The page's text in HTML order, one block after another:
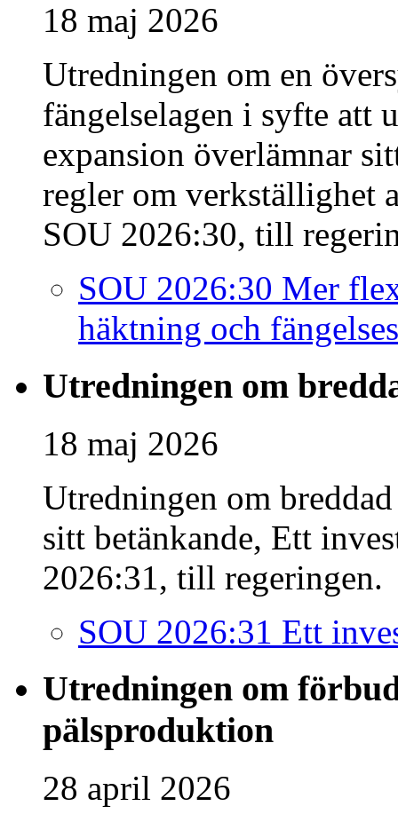
18 maj 2026
Utredningen om en
fängelselagen i syfte att
expansion överlämnar
regler om verkställighet
SOU 2026:30, till
SOU 2026:30 Mer
häktning och
Utredningen om
18 maj 2026
Utredningen om
sitt betänkande, Ett
2026:31, till regeringen.
SOU 2026:31 Ett
Utredningen om
pälsproduktion
28 april 2026